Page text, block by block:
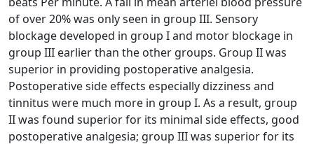
of over 20% was only seen in group III. Sensory
blockage developed in group I and motor blockage in
group III earlier than the other groups. Group II was
superior in providing postoperative analgesia.
Postoperative side effects especially dizziness and
tinnitus were much more in group I. As a result, group
II was found superior for its minimal side effects, good
postoperative analgesia; group III was superior for its